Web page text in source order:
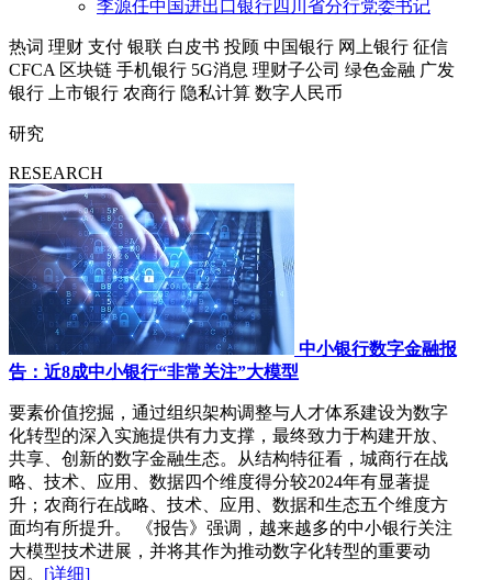
李源任中国进出口银行四川省分行党委书记
热词 理财 支付 银联 白皮书 投顾 中国银行 网上银行 征信
CFCA 区块链 手机银行 5G消息 理财子公司 绿色金融 广发
银行
上市银行 农商行 隐私计算 数字人民币
研究
RESEARCH
中小银行数字金融报
告：近8成中小银行“非常关注”大模型
要素价值挖掘，通过组织架构调整与人才体系建设为数字
化转型的深入实施提供有力支撑，最终致力于构建开放、
共享、创新的数字金融生态。从结构特征看，城商行在战
略、技术、应用、数据四个维度得分较2024年有显著提
升；农商行在战略、技术、应用、数据和生态五个维度方
面均有所提升。 《报告》强调，越来越多的中小银行关注
大模型技术进展，并将其作为推动数字化转型的重要动
因。 [详细]